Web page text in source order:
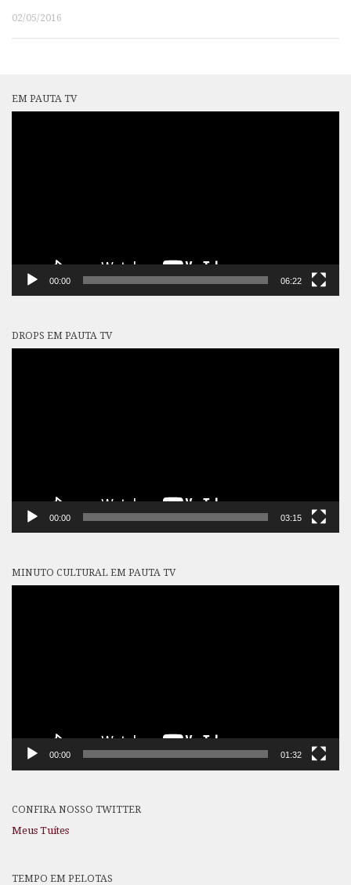
02/05/2016
EM PAUTA TV
00:00 06:22
DROPS EM PAUTA TV
00:00 03:15
MINUTO CULTURAL EM PAUTA TV
00:00 01:32
CONFIRA NOSSO TWITTER
Meus Tuítes
TEMPO EM PELOTAS